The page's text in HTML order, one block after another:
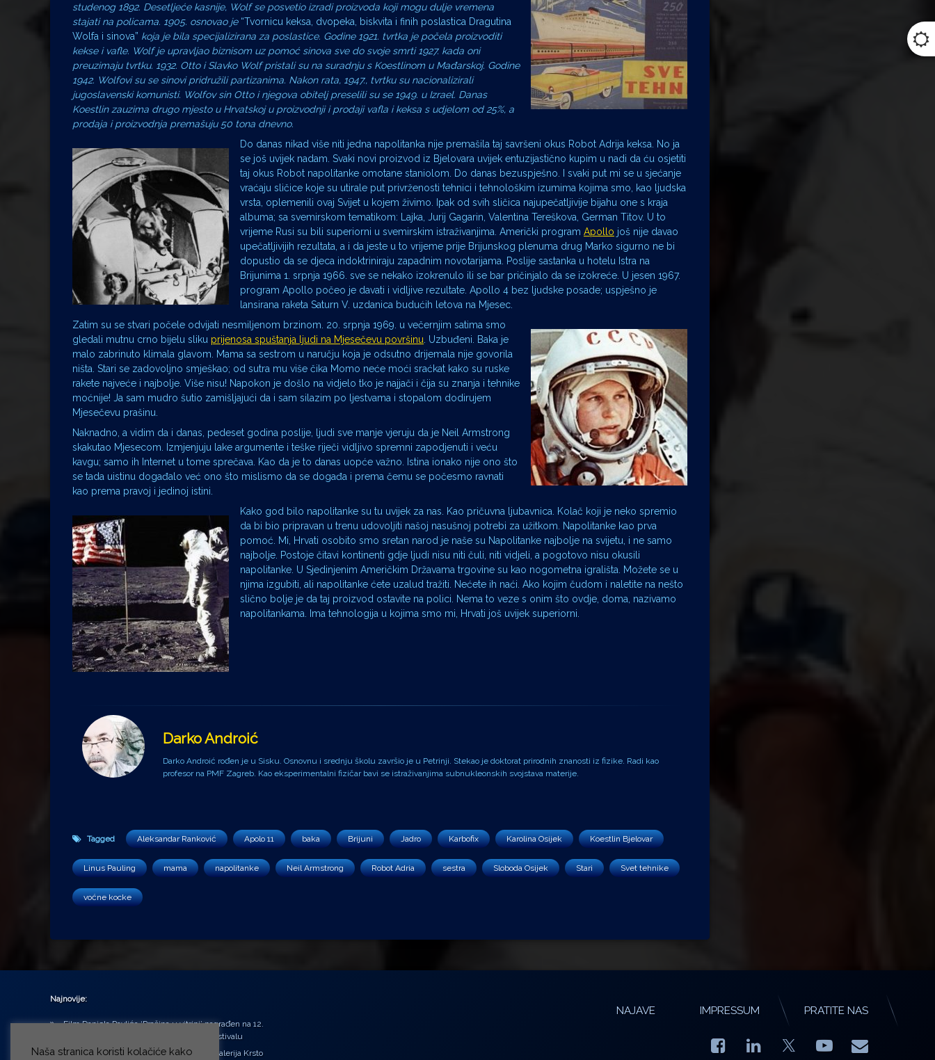
studenog 1892. Desetljeće kasnije, Wolf se posvetio izradi proizvoda koji mogu dulje vremena
stajati na policama. 1905. osnovao je “Tvornicu keksa, dvopeka, biskvita i finih poslastica Dragutina
Wolfa i sinova” koja je bila specijalizirana za poslastice. Godine 1921. tvrtka je počela proizvoditi
kekse i vafle. Wolf je upravljao biznisom uz pomoć sinova sve do svoje smrti 1927. kada oni
preuzimaju tvrtku. 1932. Otto i Slavko Wolf pristali su na suradnju s Koestlinom u Mađarskoj. Godine
1942. Wolfovi su se sinovi pridružilipartizanima. Nakon rata, 1947., tvrtku su nacionalizirali
jugoslavenski komunisti. Wolfov sin Otto i njegova obitelj preselili su se 1949. u Izrael. Danas
Koestlin zauzima drugo mjesto u Hrvatskoj u proizvodnji i prodaji vafla i keksa s udjelom od 25%, a
prodaja i proizvodnja premašuju 50 tona dnevno.
Do danas nikad više niti jedna napolitanka nije premašila taj savršeni okus Robot Adrija keksa. No ja
se još uvijek nadam. Svaki novi proizvod iz Bjelovara uvijek entuzijastično kupim u nadi da ću osjetiti
taj okus Robot napolitanke omotane staniolom. Do danas bezuspješno. I svaki put mi se u sjećanje
vraćaju sličice koje su utirale put privrženosti tehnici i tehnološkim izumima kojima smo, kao ljudska
vrsta, oplemenili ovaj Svijet u kojem živimo. Ipak od svih sličica najupečatljivije bijahu one s kraja
albuma; sa svemirskom tematikom: Lajka, Jurij Gagarin, Valentina Tereškova, German Titov. U to
vrijeme Rusi su bili superiorni u svemirskim istraživanjima. Američki program Apollo još nije davao
upečatljivijih rezultata, a i da jeste u to vrijeme prije Brijunskog plenuma drug Marko sigurno ne bi
dopustio da se djeca indoktriniraju zapadnim novotarijama. Poslije sastanka u hotelu Istra na
Brijunima 1. srpnja 1966. sve se nekako izokrenulo ili se bar pričinjalo da se izokreće. U jesen 1967.
program Apollo počeo je davati i vidljive rezultate. Apollo 4 bez ljudske posade; uspješno je
lansirana raketa Saturn V. uzdanica budućih letova na Mjesec.
Zatim su se stvari počele odvijati nesmiljenom brzinom. 20. srpnja 1969. u večernjim satima smo
gledali mutnu crno bijelu sliku prijenosa spuštanja ljudi na Mjesečevu površinu . Uzbuđeni. Baka je
malo zabrinuto klimala glavom. Mama sa sestrom u naručju koja je odsutno drijemala nije govorila
ništa. Stari se zadovoljno smješkao; od sutra mu više čika Momo neće moći sraćkat kako su ruske
rakete najveće i najbolje. Više nisu! Napokon je došlo na vidjelo tko je najjači i čija su znanja i tehnike
moćnije! Ja sam mudro šutio zamišljajući da i sam silazim po ljestvama i stopalom dodirujem
Mjesečevu prašinu.
Naknadno, a vidim da i danas, pedeset godina poslije, ljudi sve manje vjeruju da je Neil Armstrong
skakutao Mjesecom. Izmjenjuju lake argumente i teške riječi vidljivo spremni zapodjenuti i veću
kavgu; samo ih Internet u tome sprečava. Kao da je to danas uopće važno. Istina ionako nije ono što
se tada uistinu događalo već ono što mislismo da se događa i prema čemu se počesmo ravnati
kao prema pravoj i jedinoj istini.
Kako god bilo napolitanke su tu uvijek za nas. Kao pričuvna ljubavnica. Kolač koji je neko spremio
da bi bio pripravan u trenu udovoljiti našoj nasušnoj potrebi za užitkom. Napolitanke kao prva
pomoć. Mi, Hrvati osobito smo sretan narod je naše su Napolitanke najbolje na svijetu, i ne samo
najbolje. Postoje čitavi kontinenti gdje ljudi nisu niti čuli, niti vidjeli, a pogotovo nisu okusili
napolitanke. U Sjedinjenim Američkim Državama trgovine su kao nogometna igrališta. Možete se u
njima izgubiti, ali napolitanke ćete uzalud tražiti. Nećete ih naći. Ako kojim čudom i naletite na nešto
slično bolje je da taj proizvod ostavite na polici. Nema to veze s onim što ovdje, doma, nazivamo
napolitankama. Ima tehnologija u kojima smo mi, Hrvati još uvijek superiorni.
Darko Androić
Darko Androić rođen je u Sisku. Osnovnu i srednju školu završio je u Petrinji. Stekao je doktorat prirodnih znanosti iz fizike. Radi kao
profesor na PMF Zagreb. Kao eksperimentalni fizičar bavi se istraživanjima subnukleonskih svojstava materije.
Tagged Aleksandar Ranković Apolo 11 baka Brijuni Jadro Karbofix Karolina Osijek Koestlin Bjelovar
Linus Pauling mama napolitanke Neil Armstrong Robot Adria sestra Sloboda Osijek Stari Svet tehnike
voćne kocke
Najnovije:
Film Daniela Pavlića ‘Prašina u vitrini’ nagrađen na 12.
Green Montenegro International Film Festivalu
U središtu Petrinje otvorena obnovljena Galerija Krsto
NAJAVE IMPRESSUM PRATITE NAS
Facebook
LinkedIn YouTube
E-mail
Naša stranica koristi kolačiće kako